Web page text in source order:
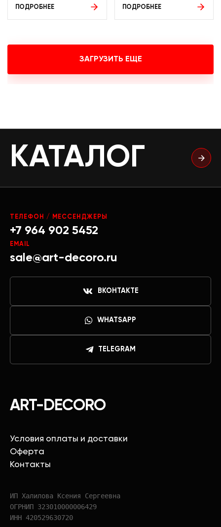
ПОДРОБНЕЕ ПОДРОБНЕЕ
ЗАГРУЗИТЬ ЕЩЕ
КАТАЛОГ
ART-DECORO
Условия оплаты и доставки
Оферта
Контакты
ИП Халилова Ксения Сергеевна
ОГРНИП 323010000006429
ИНН 420529630720
ТЕЛЕФОН / МЕССЕНДЖЕРЫ
+7 964 902 5452
EMAIL
sale@art-decoro.ru
ВКОНТАКТЕ
WHATSAPP
TELEGRAM